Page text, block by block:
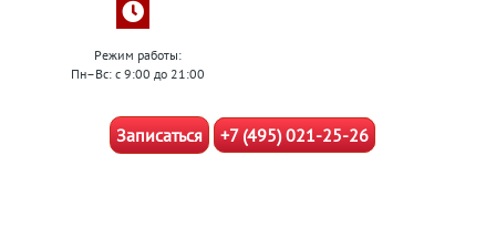
Режим работы:
Пн–Вс: с 9:00 до 21:00
Записаться +7 (495) 021-25-26